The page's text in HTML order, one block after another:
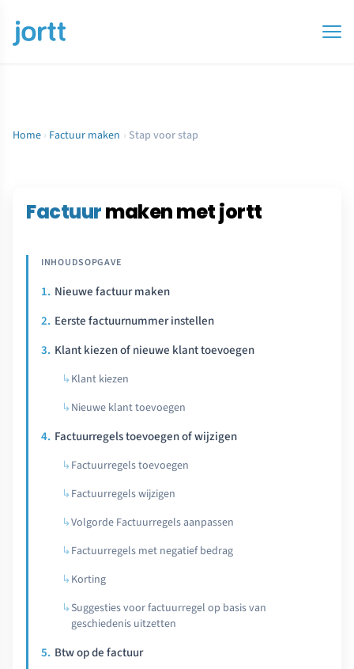
Home › Factuur maken › Stap voor stap
Factuurmaken met jortt
Nieuwe factuur maken
Eerste factuurnummer instellen
Klant kiezen of nieuwe klant toevoegen
Klant kiezen
Nieuwe klant toevoegen
Factuurregels toevoegen of wijzigen
Factuurregels toevoegen
Factuurregels wijzigen
Volgorde Factuurregels aanpassen
Factuurregels met negatief bedrag
Korting
Suggesties voor factuurregel op basis van
geschiedenis uitzetten
Btw op de factuur